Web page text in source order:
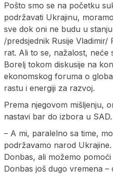
Pošto smo se na početku
podržavati Ukrajinu,
sve dok oni ne budu u
/predsjednik Rusije
rat. Ali to se, nažalost, neće
Borelj tokom diskusije na
ekonomskog foruma o
rastu i energiji za razvoj.
Prema njegovom mišljenju,
nastavi bar do izbora u SAD.
– A mi, paralelno sa time,
podržavamo narod
Donbas, ali možemo
Donbas još dugo vremena –